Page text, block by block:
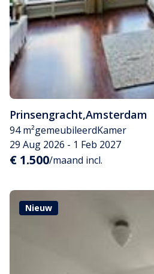
Prinsengracht,Amsterdam
94 m²gemeubileerdKamer
29 Aug 2026 - 1 Feb 2027
€ 1.500/maand incl.
Nieuw